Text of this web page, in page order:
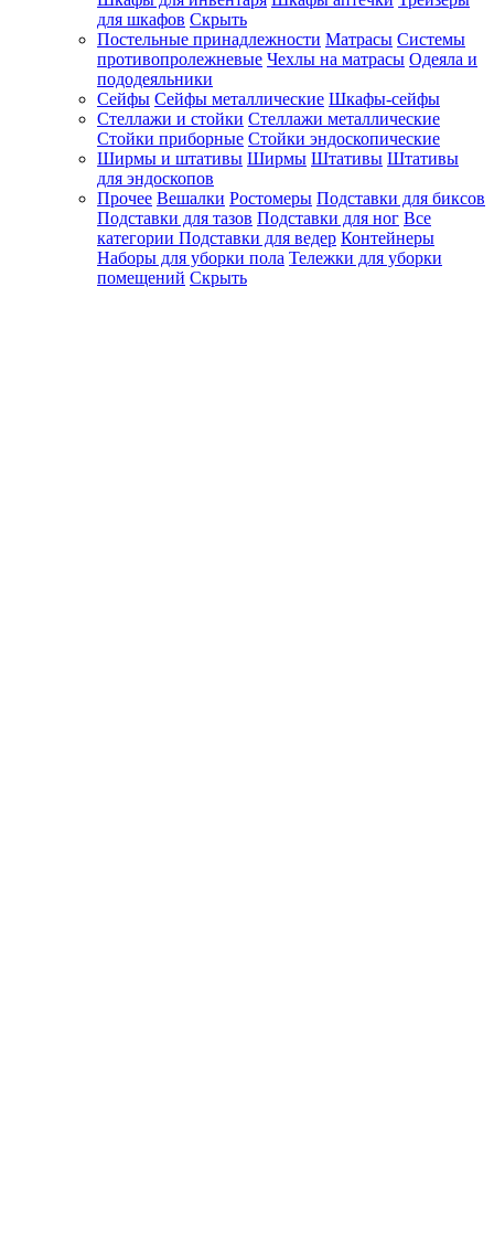
для шкафов Скрыть
Постельные принадлежности Матрасы Системы
противопролежневые Чехлы на матрасы Одеяла и
пододеяльники
Сейфы Сейфы металлические Шкафы-сейфы
Стеллажи и стойки Стеллажи металлические
Стойки приборные Стойки эндоскопические
Ширмы и штативы Ширмы Штативы Штативы
для эндоскопов
Прочее Вешалки Ростомеры Подставки для биксов
Подставки для тазов Подставки для ног Все
категории Подставки для ведер Контейнеры
Наборы для уборки пола Тележки для уборки
помещений Скрыть